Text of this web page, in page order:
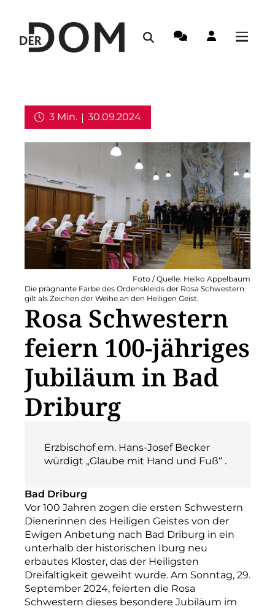
3 Min.
30.09.2024
Die prägnante Farbe des Ordenskleids der Rosa Schwestern
gilt als Zeichen der Weihe an den Heiligen Geist.
Foto / Quelle: Heiko Appelbaum
Rosa Schwestern
feiern 100-jähriges
Jubiläum in Bad
Driburg
Erzbischof em. Hans-Josef Becker
würdigt „Glaube mit Hand und Fuß“ .
Bad Driburg
Vor 100 Jahren zogen die ersten Schwestern
Dienerinnen des Heiligen Geistes von der
Ewigen Anbetung nach Bad Driburg in ein
unterhalb der historischen Iburg neu
erbautes Kloster, das der Heiligsten
Dreifaltigkeit geweiht wurde. Am Sonntag, 29.
September 2024, feierten die Rosa
Schwestern dieses besondere Jubiläum im